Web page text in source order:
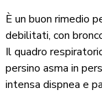
È un buon rimedio
debilitati, con
Il quadro
persino asma in
intensa dispnea e